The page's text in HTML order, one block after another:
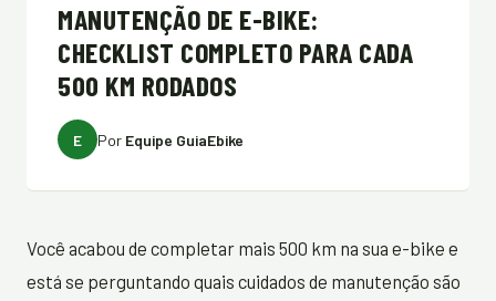
MANUTENÇÃO DE E-BIKE:
CHECKLIST COMPLETO PARA CADA
500 KM RODADOS
E Por Equipe GuiaEbike
Você acabou de completar mais 500 km na sua e-bike e
está se perguntando quais cuidados de manutenção são